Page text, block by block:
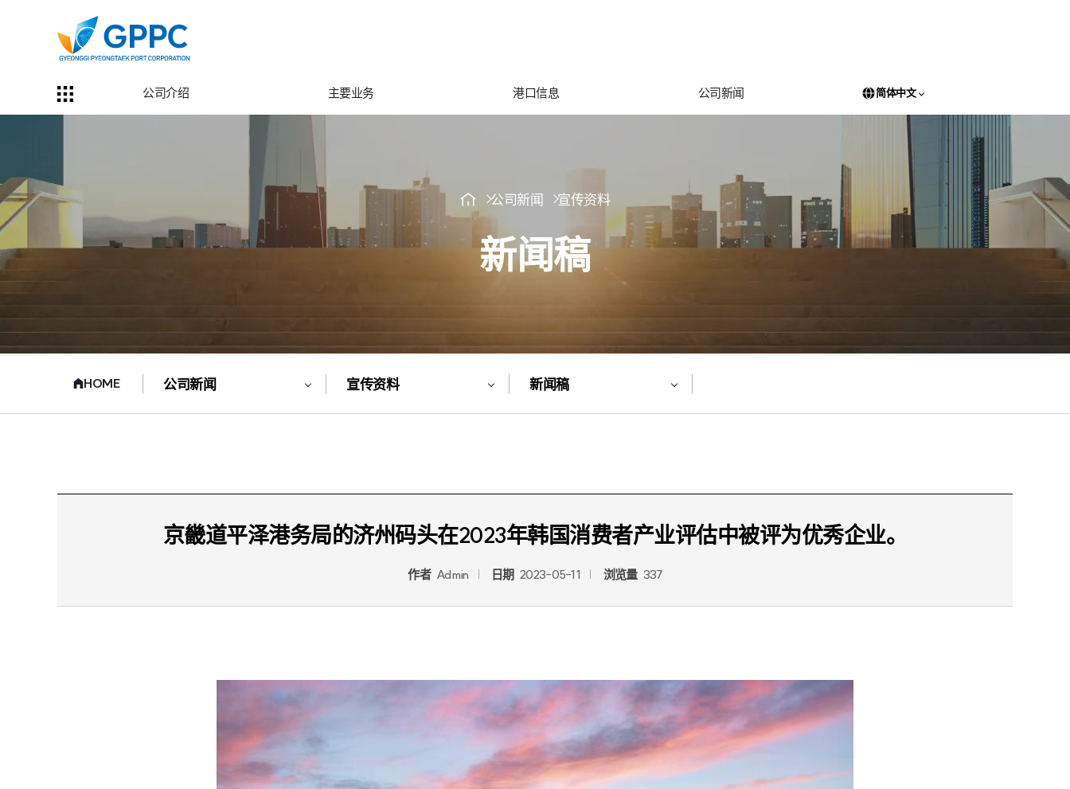
公司介绍 主要业务 港口信息 公司新闻 简体中文
公司新闻 宣传资料
新闻稿
HOME 公司新闻 宣传资料 新闻稿
京畿道平泽港务局的济州码头在2023年韩国消费者产业评估中被评为优秀企业。
作者 Admin 日期 2023-05-11 浏览量 337